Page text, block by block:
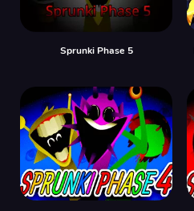
Sprunki Phase 5